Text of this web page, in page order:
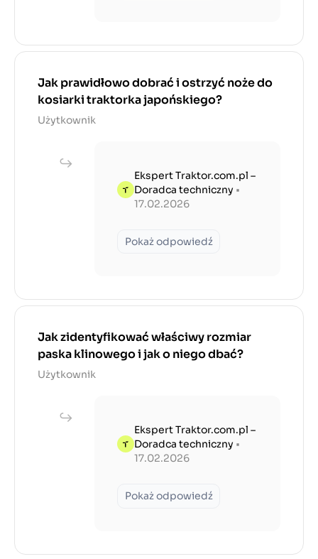
Jak prawidłowo dobrać i ostrzyć noże do
kosiarki traktorka japońskiego?
Użytkownik
Ekspert Traktor.com.pl –
Doradca techniczny •
17.02.2026
Pokaż odpowiedź
Jak zidentyfikować właściwy rozmiar
paska klinowego i jak o niego dbać?
Użytkownik
Ekspert Traktor.com.pl –
Doradca techniczny •
17.02.2026
Pokaż odpowiedź